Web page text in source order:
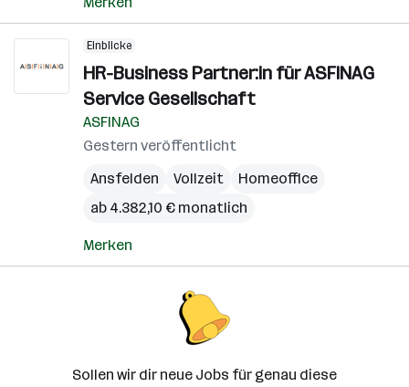
Einblicke
HR-Business Partner:in für ASFINAG
Service Gesellschaft
ASFINAG
Gestern veröffentlicht
Ansfelden
Vollzeit
Homeoffice
ab 4.382,10 € monatlich
Merken
Sollen wir dir neue Jobs für genau diese